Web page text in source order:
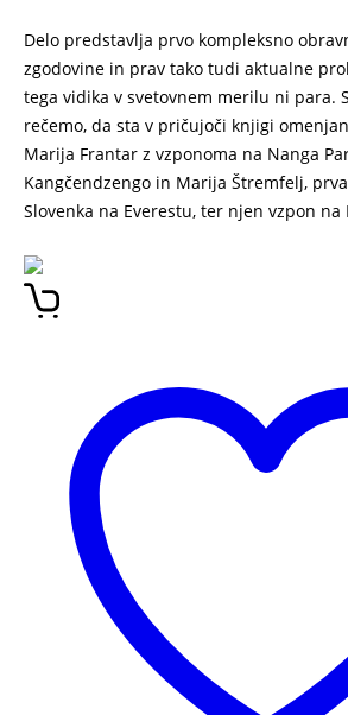
Delo predstavlja prvo kompleksno
zgodovine in prav tako tudi aktualne
tega vidika v svetovnem merilu ni para.
rečemo, da sta v pričujoči knjigi
Marija Frantar z vzponoma na Nanga
Kangčendzengo in Marija Štremfelj,
Slovenka na Everestu, ter njen vzpon na